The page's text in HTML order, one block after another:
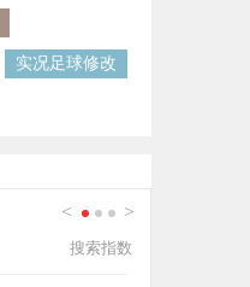
实况足球修改
< >
搜索指数